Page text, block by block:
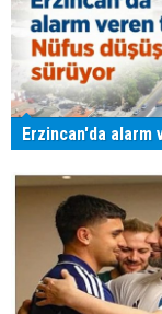
Erzincan'da alarm